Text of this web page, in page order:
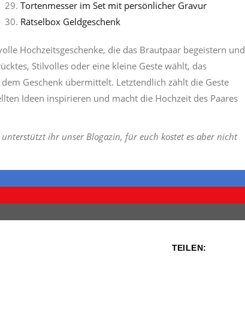
29.Tortenmesser im Set mit persönlicher Gravur
30. Rätselbox Geldgeschenk
Hochzeitsgeschenke, die das Brautpaar begeistern und
Stilvolles oder eine kleine Geste wählt, das
Geschenk übermittelt. Letztendlich zählt die Geste
Ideen inspirieren und macht die Hochzeit des Paares
ihr unser Blogazin, für euch kostet es aber nicht
TEILEN: